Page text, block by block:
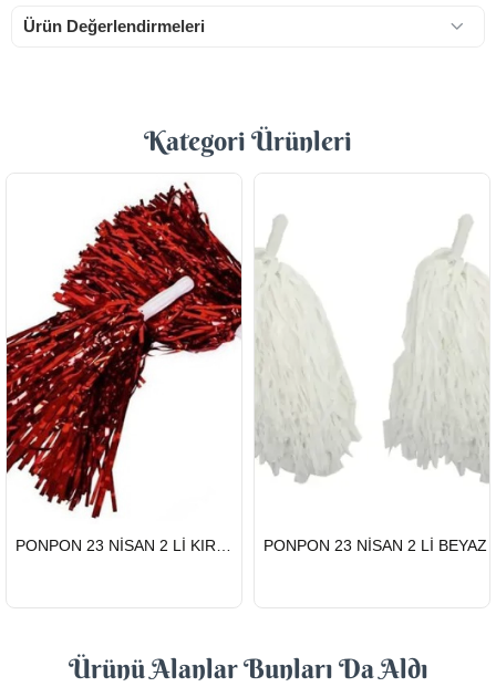
Ürün Değerlendirmeleri
Kategori Ürünleri
GÖNDERİ
GÖNDERİ
PONPON 23 NİSAN 2 Lİ BEYAZ
Ürünü Alanlar Bunları Da Aldı